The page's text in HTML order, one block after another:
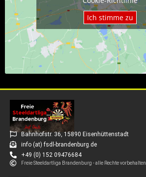
Ich stimme zu
Bahnhofstr. 36, 15890 Eisenhüttenstadt
info (at) fsdl-brandenburg.de
+49 (0) 152 09476684
Freie Steeldartliga Brandenburg - alle Rechte vorbehalten